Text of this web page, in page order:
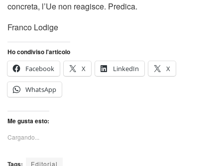
concreta, l’Ue non reagisce. Predica.
Franco Lodige
Ho condiviso l'articolo
Facebook
X LinkedIn X
WhatsApp
Me gusta esto:
Cargando...
Editorial